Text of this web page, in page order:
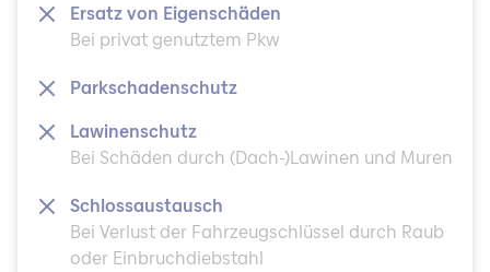
Ersatz von Eigenschäden
Bei privat genutztem Pkw
Parkschadenschutz
Lawinenschutz
Bei Schäden durch (Dach-)Lawinen und Muren
Schlossaustausch
Bei Verlust der Fahrzeugschlüssel durch Raub
oder Einbruchdiebstahl